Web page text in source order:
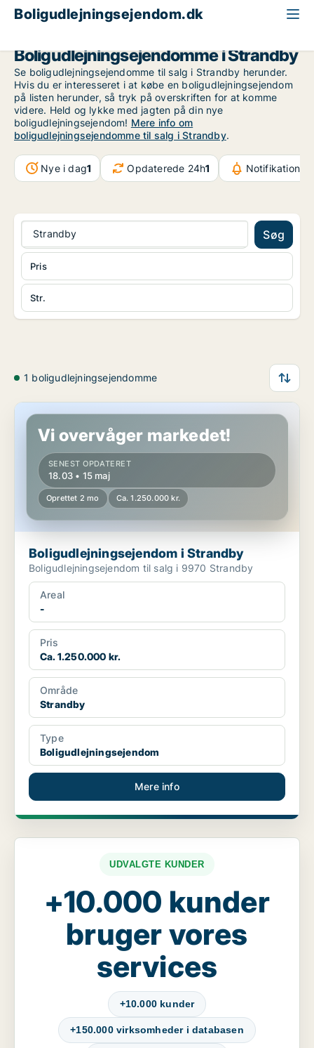
Boligudlejningsejendom.dk
Boligudlejningsejendomme i Strandby
Se boligudlejningsejendomme til salg i Strandby herunder.
Hvis du er interesseret i at købe en boligudlejningsejendom
på listen herunder, så tryk på overskriften for at komme
videre. Held og lykke med jagten på din nye
boligudlejningsejendom! Mere info om
boligudlejningsejendomme til salg i Strandby.
Nye i dag1 Opdaterede 24h1 Notifikationer
Strandby Søg
Str.
Pris
1 boligudlejningsejendomme
Boligudlejningsejendom i Strandby
Vi overvåger markedet!
SENEST OPDATERET
18.03 • 15 maj
Oprettet 2 mo Ca. 1.250.000 kr.
Boligudlejningsejendom i Strandby
Boligudlejningsejendom til salg i 9970 Strandby
Areal
-
Pris
Ca. 1.250.000 kr.
Område
Strandby
Type
Boligudlejningsejendom
Mere info
UDVALGTE KUNDER
+10.000 kunder
bruger vores
services
+10.000 kunder
+150.000 virksomheder i databasen